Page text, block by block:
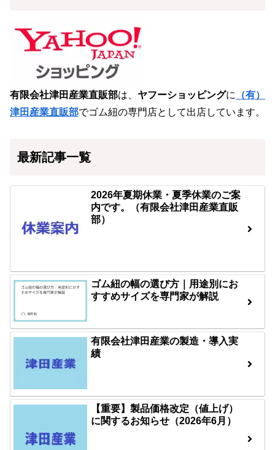
有限会社津田産業直販部は、 ヤフーショッピングに
（有）
津田産業直販部でゴム紐の専門店として出店しています。
最新記事一覧
2026年夏期休業・夏季休業のご案
内です。（有限会社津田産業直販
部）
ゴム紐の幅の選び方｜用途別にお
すすめサイズを専門家が解説
有限会社津田産業の製造・導入実
績
【重要】製品価格改定（値上げ）
に関するお知らせ（2026年6月）